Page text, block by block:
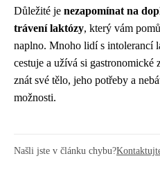
Důležité je nezapomínat na
trávení laktózy, který vám
naplno. Mnoho lidí s intolerancí
cestuje a užívá si gastronomické
znát své tělo, jeho potřeby a
možnosti.
Našli jste v článku chybu?